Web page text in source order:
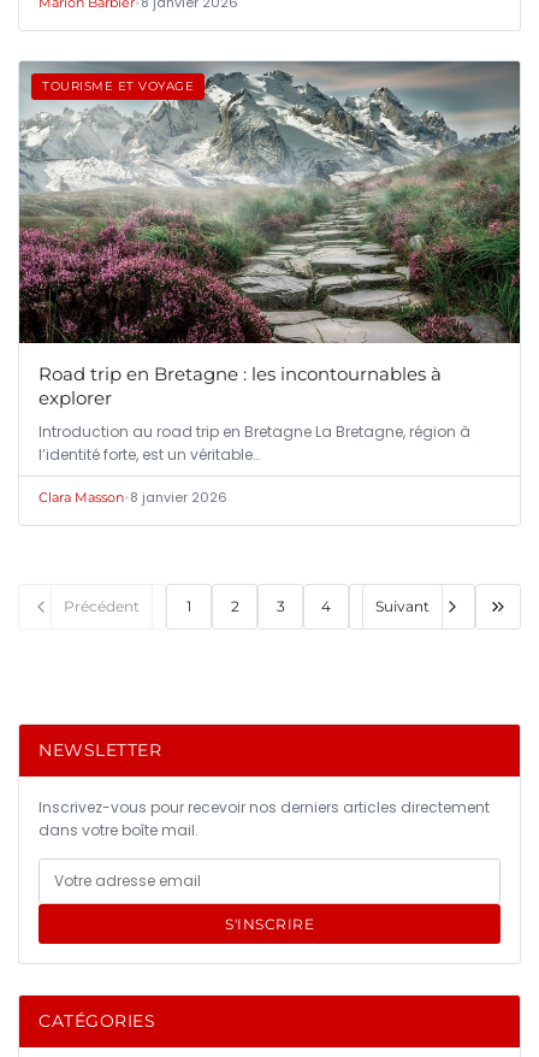
TOURISME ET VOYAGE
Road trip en Bretagne : les incontournables à
explorer
Introduction au road trip en Bretagne La Bretagne, région à
l’identité forte, est un véritable…
Clara Masson•8 janvier 2026
Précédent 1 2 3 4 Suivant
NEWSLETTER
Inscrivez-vous pour recevoir nos derniers articles directement
dans votre boîte mail.
S'INSCRIRE
CATÉGORIES